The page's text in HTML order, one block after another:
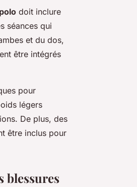
doit inclure
séances qui
et du dos,
être intégrés
pour
légers
De plus, des
être inclus pour
blessures